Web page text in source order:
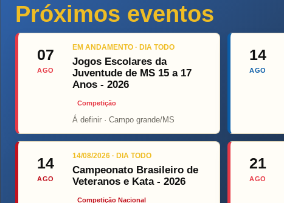
Próximos eventos
07
AGO
EM ANDAMENTO · DIA TODO
Jogos Escolares da
Juventude de MS 15 a 17
Anos - 2026
Competição
Á definir · Campo grande/MS
14
AGO
14
AGO
14/08/2026 · DIA TODO
Campeonato Brasileiro de
Veteranos e Kata - 2026
Competição Nacional
21
AGO
Top Fight